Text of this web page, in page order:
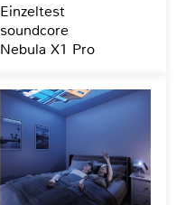
Einzeltest
soundcore
Nebula X1 Pro